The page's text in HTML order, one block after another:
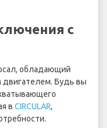
с
обладающий
Будь вы
в CIRCULAR,